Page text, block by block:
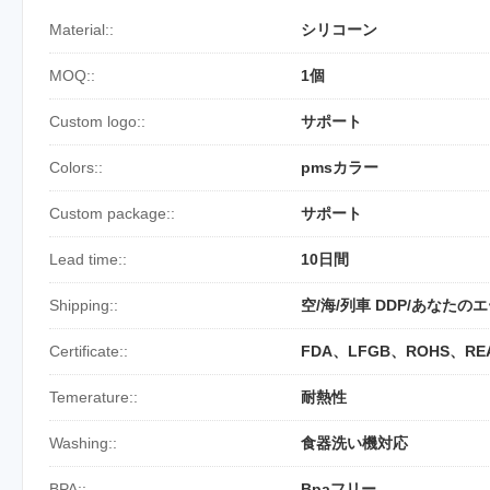
Material:: シリコーン
MOQ:: 1個
Custom logo:: サポート
Colors:: pmsカラー
Custom package:: サポート
Lead time:: 10日間
Shipping:: 空/海/列車 DDP/あなたの
Certificate:: FDA、LFGB、ROHS、
Temerature:: 耐熱性
Washing:: 食器洗い機対応